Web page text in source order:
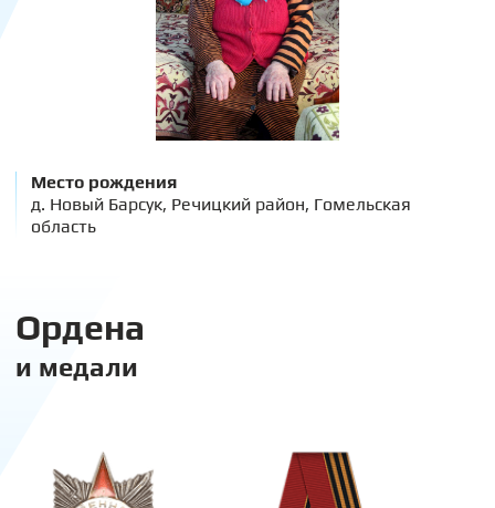
Место рождения
д. Новый Барсук, Речицкий район, Гомельская
область
Ордена
и медали